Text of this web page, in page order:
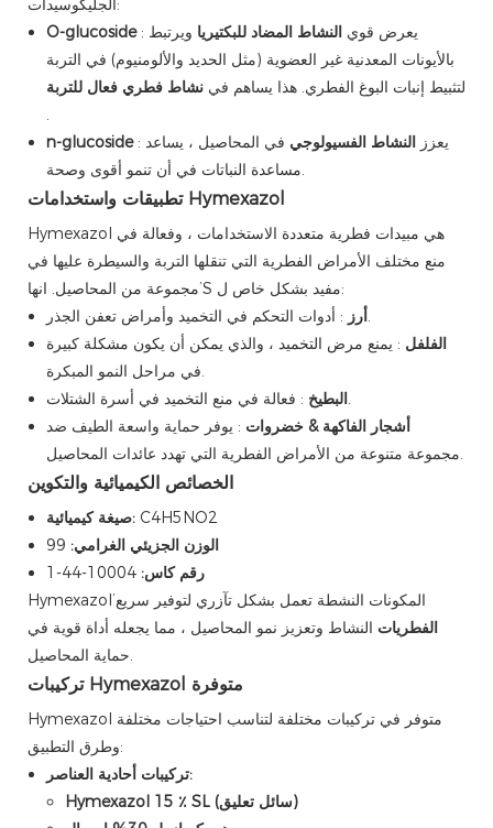
الجليكوسيدات:
O-glucoside
: يعرض قوي النشاط المضاد للبكتيريا ويرتبط
بالأيونات المعدنية غير العضوية (مثل الحديد والألومنيوم) في التربة
لتثبيط إنبات البوغ الفطري. هذا يساهم فينشاط فطري فعال للتربة
.
n-glucoside
: يعزز النشاط الفسيولوجي في المحاصيل ، يساعد
مساعدة النباتات في أن تنمو أقوى وصحة.
تطبيقات واستخدامات Hymexazol
Hymexazol هي مبيدات فطرية متعددة الاستخدامات ، وفعالة في
منع مختلف الأمراض الفطرية التي تنقلها التربة والسيطرة عليها في
مجموعة من المحاصيل. انها’S مفيد بشكل خاص ل:
أرز: أدوات التحكم في التخميد وأمراض تعفن الجذر.
الفلفل : يمنع مرض التخميد ، والذي يمكن أن يكون مشكلة كبيرة
في مراحل النمو المبكرة.
البطيخ: فعالة في منع التخميد في أسرة الشتلات.
أشجار الفاكهة & خضروات : يوفر حماية واسعة الطيف ضد
مجموعة متنوعة من الأمراض الفطرية التي تهدد عائدات المحاصيل.
الخصائص الكيميائية والتكوين
صيغة كيميائية: C4H5NO2
الوزن الجزيئي الغرامي: 99
رقم كاس:10004-44-1
Hymexazol’المكونات النشطة تعمل بشكل تآزري لتوفير سريع
الفطريات النشاط وتعزيز نمو المحاصيل ، مما يجعله أداة قوية في
حماية المحاصيل.
تركيبات Hymexazol متوفرة
Hymexazol متوفر في تركيبات مختلفة لتناسب احتياجات مختلفة
وطرق التطبيق:
تركيبات أحادية العناصر:
Hymexazol 15 ٪ SL (سائل تعليق)